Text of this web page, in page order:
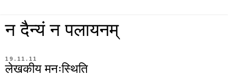
न दैन्यं न पलायनम्
19.11.11
लेखकीय मनःस्थिति